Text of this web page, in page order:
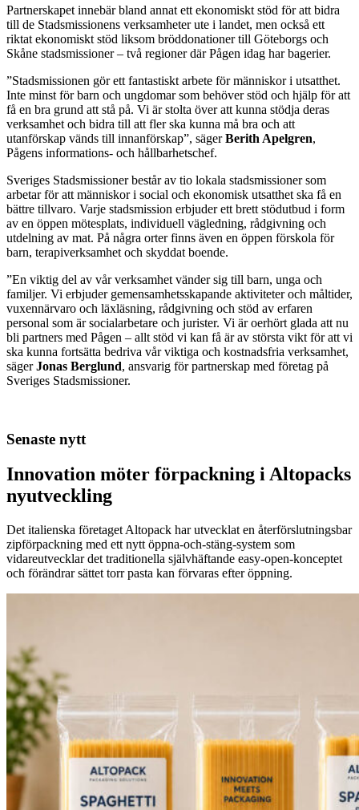
Partnerskapet innebär bland annat ett ekonomiskt stöd för att bidra
till de Stadsmissionens verksamheter ute i landet, men också ett
riktat ekonomiskt stöd liksom bröddonationer till Göteborgs och
Skåne stadsmissioner – två regioner där Pågen idag har bagerier.
”Stadsmissionen gör ett fantastiskt arbete för människor i utsatthet.
Inte minst för barn och ungdomar som behöver stöd och hjälp för att
få en bra grund att stå på. Vi är stolta över att kunna stödja deras
verksamhet och bidra till att fler ska kunna må bra och att
utanförskap vänds till innanförskap”, sägerBerith Apelgren,
Pågens informations- och hållbarhetschef.
Sveriges Stadsmissioner består av tio lokala stadsmissioner som
arbetar för att människor i social och ekonomisk utsatthet ska få en
bättre tillvaro. Varje stadsmission erbjuder ett brett stödutbud i form
av en öppen mötesplats, individuell vägledning, rådgivning och
utdelning av mat. På några orter finns även en öppen förskola för
barn, terapiverksamhet och skyddat boende.
”En viktig del av vår verksamhet vänder sig till barn, unga och
familjer. Vi erbjuder gemensamhetsskapande aktiviteter och måltider,
vuxennärvaro och läxläsning, rådgivning och stöd av erfaren
personal som är socialarbetare och jurister. Vi är oerhört glada att nu
bli partners med Pågen – allt stöd vi kan få är av största vikt för att vi
ska kunna fortsätta bedriva vår viktiga och kostnadsfria verksamhet,
sägerJonas Berglund, ansvarig för partnerskap med företag på
Sveriges Stadsmissioner.
Senaste nytt
Innovation möter förpackning i Altopacks
nyutveckling
Det italienska företaget Altopack har utvecklat en återförslutningsbar
zipförpackning med ett nytt öppna-och-stäng-system som
vidareutvecklar det traditionella självhäftande easy-open-konceptet
och förändrar sättet torr pasta kan förvaras efter öppning.